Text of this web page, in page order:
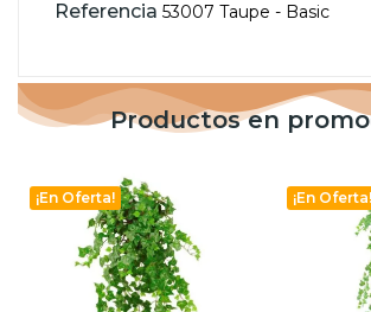
Referencia 53007 Taupe - Basic
Productos en
¡En Oferta! ¡En Oferta!